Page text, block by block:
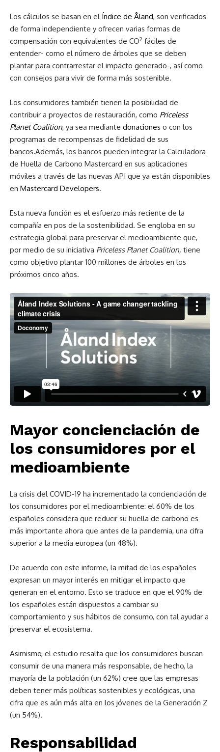
Los cálculos se basan en el Índice de Åland, son verificados
de forma independiente y ofrecen varias formas de
compensación con equivalentes de CO2 fáciles de
entender- como el número de árboles que se deben
plantar para contrarrestar el impacto generado-, así como
con consejos para vivir de forma más sostenible.
Los consumidores también tienen la posibilidad de
contribuir a proyectos de restauración, como Priceless
Planet Coalition, ya sea mediante donaciones o con los
programas de recompensas de fidelidad de sus
bancos.Además, los bancos pueden integrar la Calculadora
de Huella de Carbono Mastercard en sus aplicaciones
móviles a través de las nuevas API que ya están disponibles
en Mastercard Developers.
Esta nueva función es el esfuerzo más reciente de la
compañía en pos de la sostenibilidad. Se engloba en su
estrategia global para preservar el medioambiente que,
por medio de su iniciativa Priceless Planet Coalition, tiene
como objetivo plantar 100 millones de árboles en los
próximos cinco años.
Mayor concienciación de
los consumidores por el
medioambiente
La crisis del COVID-19 ha incrementado la concienciación de
los consumidores por el medioambiente: el 60% de los
españoles considera que reducir su huella de carbono es
más importante ahora que antes de la pandemia, una cifra
superior a la media europea (un 48%).
De acuerdo con este informe, la mitad de los españoles
expresan un mayor interés en mitigar el impacto que
generan en el entorno. Esto se traduce en que el 90% de
los españoles están dispuestos a cambiar su
comportamiento y sus hábitos de consumo, con tal ayudar a
preservar el ecosistema.
Asimismo, el estudio resalta que los consumidores buscan
consumir de una manera más responsable, de hecho, la
mayoría de la población (un 62%) cree que las empresas
deben tener más políticas sostenibles y ecológicas, una
cifra que es aún más alta en los jóvenes de la Generación Z
(un 54%).
Responsabilidad